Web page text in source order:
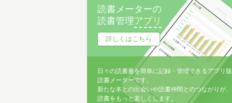
読書メーターの
読書管理アプリ
詳しくはこちら
日々の読書量を簡単に記録・管理できるアプリ版
読書メーターです。
新たな本との出会いや読書仲間とのつながりが、
読書をもっと楽しくします。